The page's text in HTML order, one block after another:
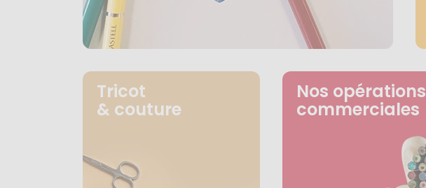
Tricot
& couture
Nos opérations
commerciales